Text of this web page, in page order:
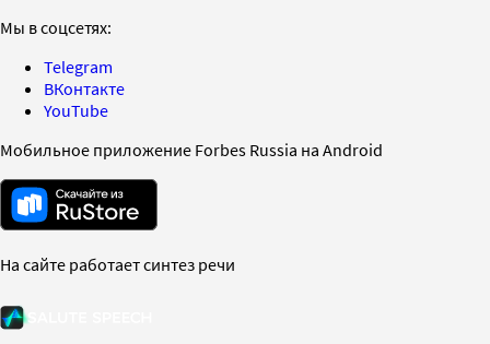
Мы в соцсетях:
Telegram
ВКонтакте
YouTube
Мобильное приложение Forbes Russia на Android
На сайте работает синтез речи